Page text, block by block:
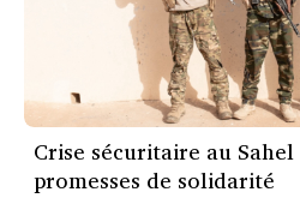
Crise sécuritaire au
promesses de solidarité